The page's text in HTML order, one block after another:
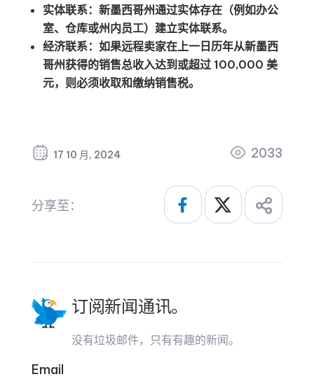
实体联系： 新墨西哥州通过实体存在（例如办公
室、仓库或州内员工）建立实体联系。
经济联系： 如果远程卖家在上一日历年从新墨西
哥州获得的销售总收入达到或超过 100,000 美
元，则必须收取和缴纳销售税。
17 10 月, 2024 2033
分享至：
订阅新闻通讯。
没有垃圾邮件，只有有趣的新闻。
Email